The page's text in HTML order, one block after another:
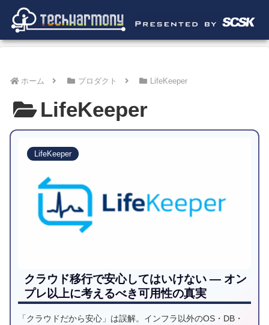
ホーム プロダクト LifeKeeper
LifeKeeper
LifeKeeper
クラウド移行で安心してはいけない — オン
プレ以上に考えるべき可用性の真実
「クラウドだから安心」は誤解。インフラ以外のOS・DB・